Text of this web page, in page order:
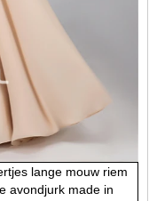
lange mouw riem
avondjurk made in